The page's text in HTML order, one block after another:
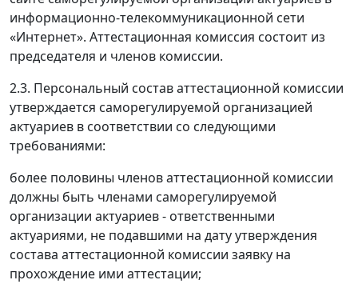
информационно-телекоммуникационной сети
«Интернет». Аттестационная комиссия состоит из
председателя и членов комиссии.
2.3. Персональный состав аттестационной комиссии
утверждается саморегулируемой организацией
актуариев в соответствии со следующими
требованиями:
более половины членов аттестационной комиссии
должны быть членами саморегулируемой
организации актуариев - ответственными
актуариями, не подавшими на дату утверждения
состава аттестационной комиссии заявку на
прохождение ими аттестации;